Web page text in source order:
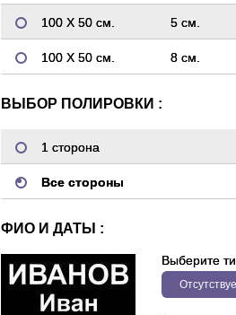
100 Х 50 см. 5 см.
100 Х 50 см. 8 см.
ВЫБОР ПОЛИРОВКИ :
1 сторона
Все стороны
ФИО И ДАТЫ :
Выберите